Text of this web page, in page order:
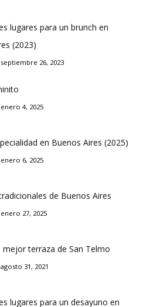
lugares para un brunch en
(2023)
26, 2023
4, 2025
en Buenos Aires (2025)
6, 2025
de Buenos Aires
27, 2025
mejor terraza de San Telmo
31, 2021
lugares para un desayuno en